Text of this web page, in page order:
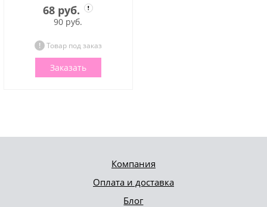
68 руб.
90 руб.
Товар под заказ
Заказать
Компания
Оплата и доставка
Блог